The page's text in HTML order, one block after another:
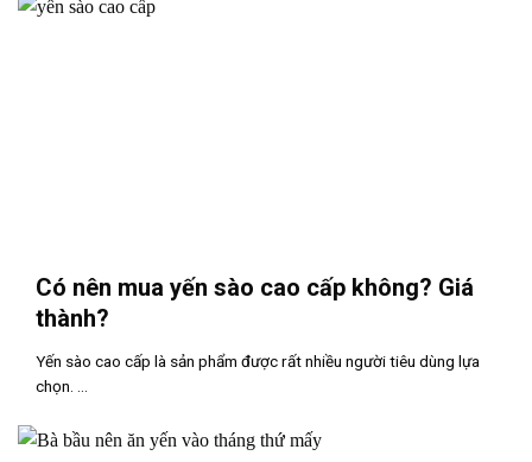
Có nên mua yến sào cao cấp không? Giá
thành?
Yến sào cao cấp là sản phẩm được rất nhiều người tiêu dùng lựa
chọn. ...